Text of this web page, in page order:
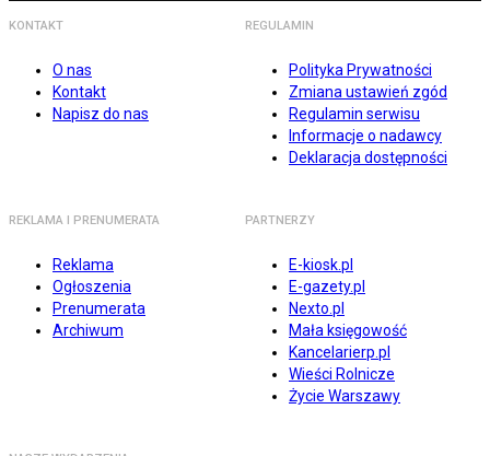
KONTAKT
O nas
Kontakt
Napisz do nas
REGULAMIN
Polityka Prywatności
Zmiana ustawień zgód
Regulamin serwisu
Informacje o nadawcy
Deklaracja dostępności
REKLAMA I PRENUMERATA
Reklama
Ogłoszenia
Prenumerata
Archiwum
PARTNERZY
E-kiosk.pl
E-gazety.pl
Nexto.pl
Mała księgowość
Kancelarierp.pl
Wieści Rolnicze
Życie Warszawy